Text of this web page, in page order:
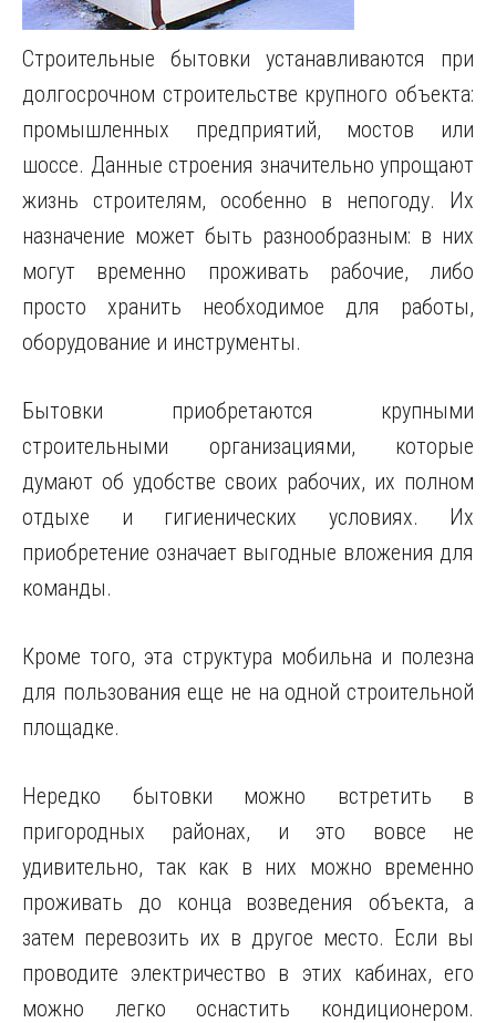
Строительные бытовки устанавливаются при
долгосрочном строительстве крупного объекта:
промышленных предприятий, мостов или
шоссе. Данные строения значительно упрощают
жизнь строителям, особенно в непогоду. Их
назначение может быть разнообразным: в них
могут временно проживать рабочие, либо
просто хранить необходимое для работы,
оборудование и инструменты.
Бытовки приобретаются крупными
строительными организациями, которые
думают об удобстве своих рабочих, их полном
отдыхе и гигиенических условиях. Их
приобретение означает выгодные вложения для
команды.
Кроме того, эта структура мобильна и полезна
для пользования еще не на одной строительной
площадке.
Нередко бытовки можно встретить в
пригородных районах, и это вовсе не
удивительно, так как в них можно временно
проживать до конца возведения объекта, а
затем перевозить их в другое место. Если вы
проводите электричество в этих кабинах, его
можно легко оснастить кондиционером.